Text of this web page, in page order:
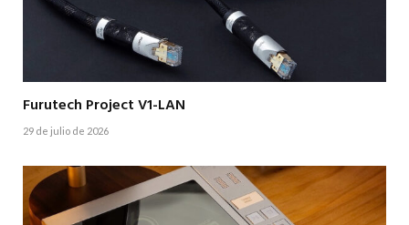
Furutech Project V1-LAN
29 de julio de 2026